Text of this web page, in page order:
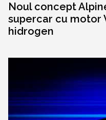
Noul concept
supercar cu motor
hidrogen